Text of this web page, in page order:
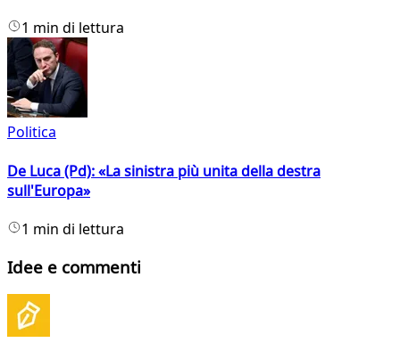
1 min di lettura
Politica
De Luca (Pd): «La sinistra più unita della destra
sull'Europa»
1 min di lettura
Idee e commenti